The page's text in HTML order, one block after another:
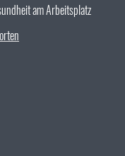
am Arbeitsplatz